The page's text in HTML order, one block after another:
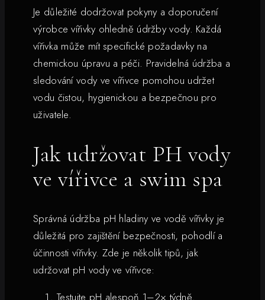
Je důležité dodržovat pokyny a doporučení
výrobce vířivky ohledně údržby vody. Každá
vířivka může mít specifické požadavky na
chemickou úpravu a péči. Pravidelná údržba a
sledování vody ve vířivce pomohou udržet
vodu čistou, hygienickou a bezpečnou pro
uživatele.
Jak udržovat PH vody
ve vířivce a swim spa
Správná údržba pH hladiny ve vodě vířivky je
důležitá pro zajištění bezpečnosti, pohodlí a
účinnosti vířivky. Zde je několik tipů, jak
udržovat pH vody ve vířivce:
Testujte pH alespoň 1–2× týdně.